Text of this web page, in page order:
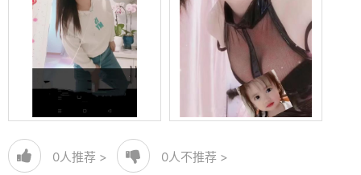
0人推荐 > 0人不推荐 >